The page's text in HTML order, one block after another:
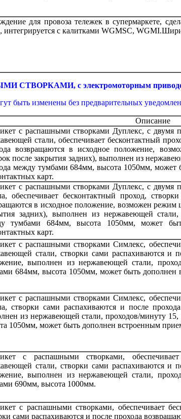
для провоза тележек в супермаркете,
интегрируется с калитками WGMSC,
с электромоторным
быть изменены без предварительных
Описание
с распашными створками Дуплекс, с двумя
стали, обеспечивает бесконтактный
возвращаются в исходное положение,
после закрытия задних), выполнен из
между тумбами 684мм, высота 1050мм,
карт.
с распашными створками Дуплекс, с двумя
обеспечивает бесконтактный проход,
в исходное положение, возможен режим
задних), выполнен из нержавеющей
тумбами 684мм, высота 1050мм, может
карт.
с распашными створками Симлекс,
стали, створки сами распахиваются и
выполнен из нержавеющей стали,
684мм, высота 1050мм, может быть дополнен
с распашными створками Симлекс,
створки сами распахиваются и после
из нержавеющей стали, проходов/минуту
1050мм, может быть дополнен встроенным
с распашными створками,
стали, створки сами распахиваются и
выполнен из нержавеющей стали,
690мм, высота 1000мм.
с распашными створками, обеспечивает
сами распахиваются и после прохода